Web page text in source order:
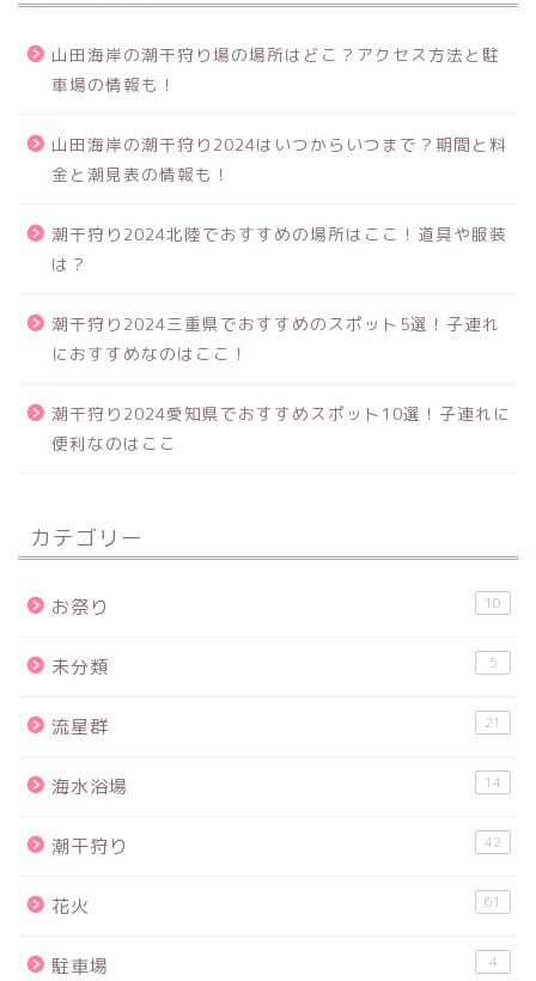
山田海岸の潮干狩り場の場所はどこ？アクセス方法と駐
車場の情報も！
山田海岸の潮干狩り2024はいつからいつまで？期間と料
金と潮見表の情報も！
潮干狩り2024北陸でおすすめの場所はここ！道具や服装
は？
潮干狩り2024三重県でおすすめのスポット5選！子連れ
におすすめなのはここ！
潮干狩り2024愛知県でおすすめスポット10選！子連れに
便利なのはここ
カテゴリー
お祭り 10
未分類 5
流星群 21
海水浴場 14
潮干狩り 42
花火 61
駐車場 4